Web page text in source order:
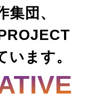
団、
います。